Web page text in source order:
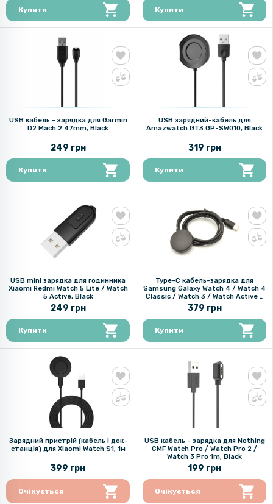
Купити Купити
USB кабель - зарядка для Garmin
D2 Mach 2 47mm, Black
249 грн
Купити
USB зарядний-кабель для
Amazwatch GT3 GP-SW010, Black
319 грн
Купити
USB mini зарядка для годинника
Xiaomi Redmi Watch 5 Lite / Watch
5 Active, Black
249 грн
Купити
Type-C кабель-зарядка для
Samsung Galaxy Watch 4 / Watch 4
Classic / Watch 3 / Watch Active /
Watch Active 2, 1м
379 грн
Купити
Зарядний пристрій (кабель і док-
станція) для Xiaomi Watch S1, 1м
399 грн
Очікується
USB кабель - зарядка для Nothing
CMF Watch Pro / Watch Pro 2 /
Watch 3 Pro 1m, Black
199 грн
Очікується